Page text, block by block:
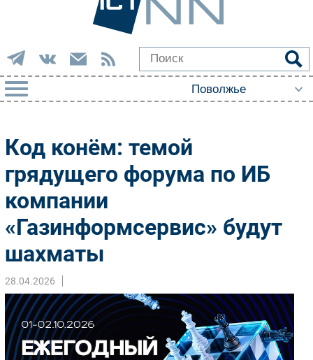
Импорто­замещение
Автоматизация Промышленности
Интернет
Фиксированная связь
Интеграция
Рынок ПК
Маркетинг
Торговые сети
Оборудование
ПО
Код конём: темой
грядущего форума по ИБ
компании
«Газинформсервис» будут
шахматы
28.04.2026